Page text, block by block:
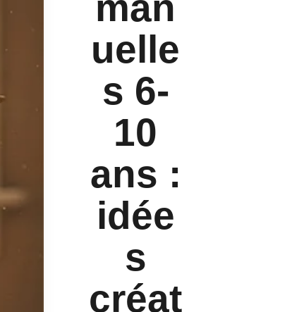
uelle
s 6-
10
ans :
idée
s
créat